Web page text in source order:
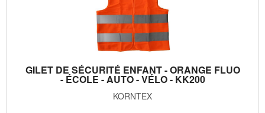
GILET DE SÉCURITÉ ENFANT - ORANGE FLUO
- ÉCOLE - AUTO - VÉLO - KK200
KORNTEX